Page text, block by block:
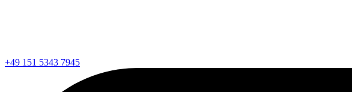
+49 151 5343 7945